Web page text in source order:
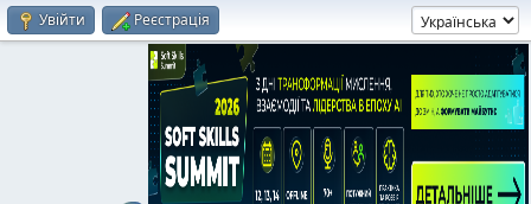
Увійти Реєстрація